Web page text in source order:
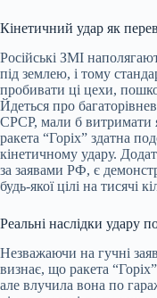
Кінетичний удар як
Російські ЗМІ
під землею, і тому
пробивати ці цехи,
Йдеться про
СРСР, мали б витримати
ракета “Горіх” здатна
кінетичному удару.
за заявами РФ, є
будь-якої цілі на тисячі
Реальні наслідки удару
Незважаючи на гучні
визнає, що ракета
але влучила вона по